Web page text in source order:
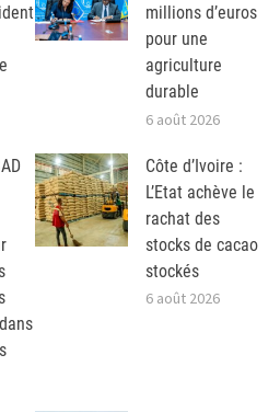
millions d’euros
pour une
agriculture
durable
6 août 2026
Côte d’Ivoire :
L’Etat achève le
rachat des
stocks de cacao
stockés
6 août 2026